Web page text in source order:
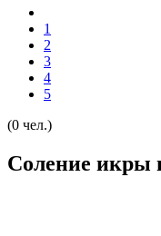
1
2
3
4
5
(0 чел.)
Соление икры